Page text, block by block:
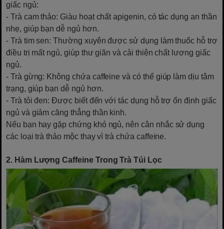
giấc ngủ:
- Trà cam thảo: Giàu hoạt chất apigenin, có tác dụng an thần
nhẹ, giúp bạn dễ ngủ hơn.
- Trà tim sen: Thường xuyên được sử dụng làm thuốc hỗ trợ
điều trị mất ngủ, giúp thư giãn và cải thiện chất lượng giấc
ngủ.
- Trà gừng: Không chứa caffeine và có thể giúp làm dịu tâm
trạng, giúp bạn dễ ngủ hơn.
- Trà tỏi đen: Được biết đến với tác dụng hỗ trợ ổn định giấc
ngủ và giảm căng thẳng thần kinh.
Nếu bạn hay gặp chứng khó ngủ, nên cân nhắc sử dụng
các loại trà thảo mộc thay vì trà chứa caffeine.
2. Hàm Lượng Caffeine Trong Trà Túi Lọc